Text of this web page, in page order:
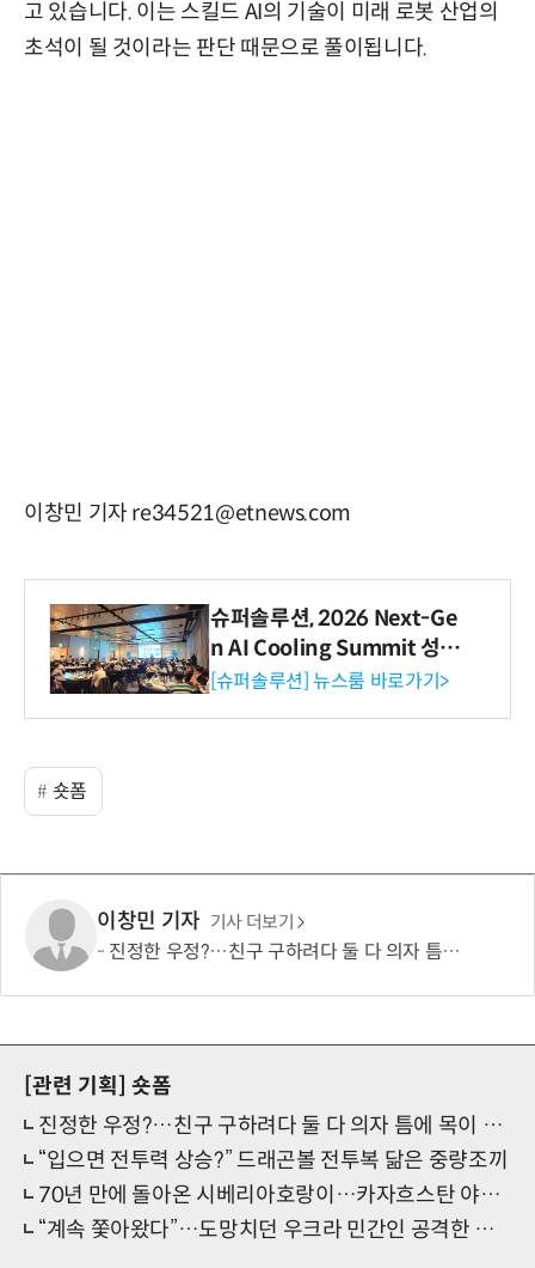
고 있습니다. 이는 스킬드 AI의 기술이 미래 로봇 산업의
초석이 될 것이라는 판단 때문으로 풀이됩니다.
이창민 기자 re34521@etnews.com
슈퍼솔루션, 2026 Next-Ge
n AI Cooling Summit 성황
리 성료
[슈퍼솔루션] 뉴스룸 바로가기>
숏폼
이창민 기자 기사 더보기
진정한 우정?…친구 구하려다 둘 다 의자 틈에 목이 낀 순간
[관련 기획] 숏폼
진정한 우정?…친구 구하려다 둘 다 의자 틈에 목이 낀 순간
“입으면 전투력 상승?” 드래곤볼 전투복 닮은 중량조끼
70년 만에 돌아온 시베리아호랑이…카자흐스탄 야생에 풀렸다
“계속 쫓아왔다”…도망치던 우크라 민간인 공격한 러 자폭 드론